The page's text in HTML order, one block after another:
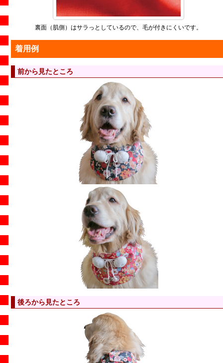
裏面（肌側）はサラっとしているので、毛が付きにくいです。
着用例
前から見たところ
後ろから見たところ